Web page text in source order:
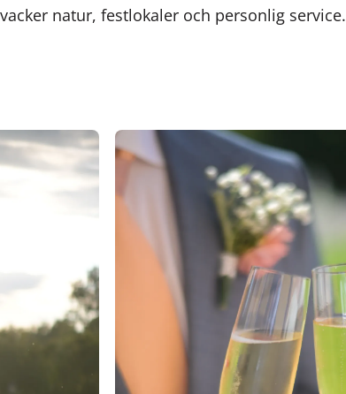
natur, festlokaler och personlig service.